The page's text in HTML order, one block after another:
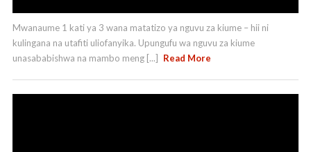
Mwanaume 1 kati ya 3 wana matatizo ya nguvu za kiume – hii ni
kulingana na utafiti uliofanyika. Upungufu wa nguvu za kiume
unasababishwa na mambo meng [...] Read More